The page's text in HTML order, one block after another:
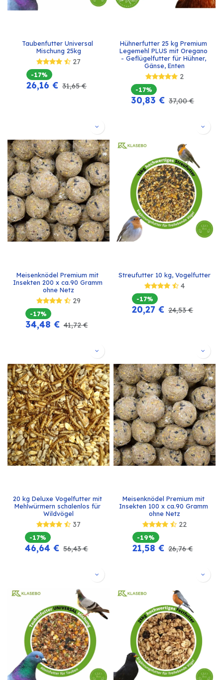
Taubenfutter Universal
Mischung 25kg
27
-17%
26,16 € 31,65€
Hühnerfutter 25 kg Premium
Legemehl PLUS mit Oregano
- Geflügelfutter für Hühner,
Gänse, Enten
2
-17%
30,83 € 37,00€
Meisenknödel Premium mit
Insekten 200 x ca.90 Gramm
ohne Netz
29
-17%
34,48 € 41,72€
Streufutter 10 kg, Vogelfutter
4
-17%
20,27 € 24,53€
20 kg Deluxe Vogelfutter mit
Mehlwürmern schalenlos für
Wildvögel
37
-17%
46,64 € 56,43€
Meisenknödel Premium mit
Insekten 100 x ca.90 Gramm
ohne Netz
22
-19%
21,58 € 26,76€